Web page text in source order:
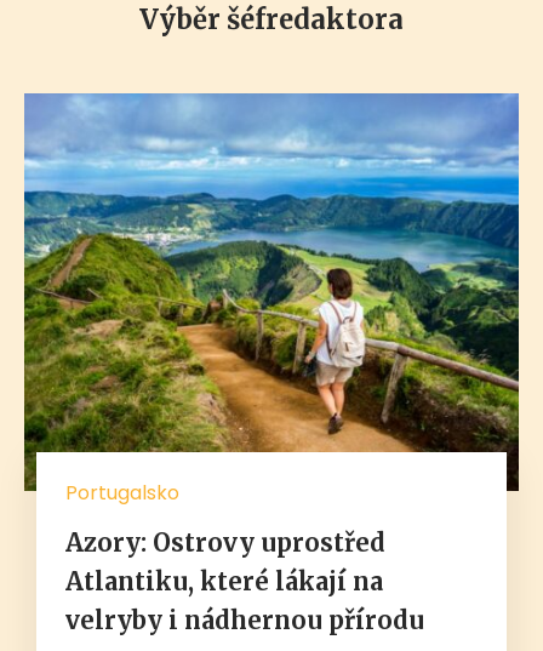
Výběr šéfredaktora
Portugalsko
Azory: Ostrovy uprostřed
Atlantiku, které lákají na
velryby i nádhernou přírodu